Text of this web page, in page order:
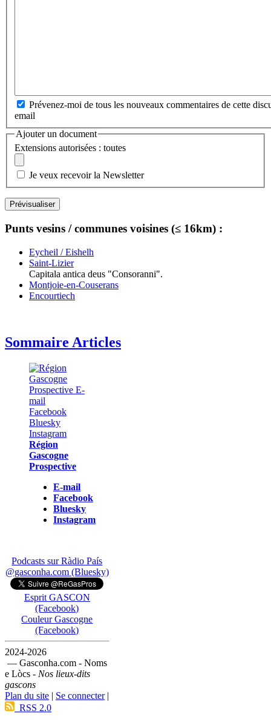
Prévenez-moi de tous les nouveaux commentaires de cette
email
Ajouter un document
Extensions autorisées : toutes
Je veux recevoir la Newsletter
Punts vesins / communes voisines (≤ 16km) :
Eycheil / Eishelh
Saint-Lizier
Capitala antica deus "Consoranni".
Montjoie-en-Couserans
Encourtiech
Sommaire Articles
Région
Gascogne
Prospective
E-mail
Facebook
Bluesky
Instagram
Podcasts sur Ràdio País
@gasconha.com (Bluesky)
Esprit GASCON
(Facebook)
Couleur Gascogne
(Facebook)
2024-2026
— Gasconha.com - Noms
e Lòcs - Nos lieux-dits
gascons
Plan du site | Se connecter|
RSS 2.0